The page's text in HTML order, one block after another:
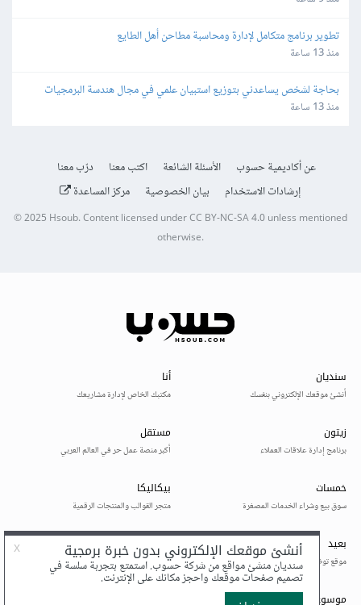
تطوير برنامج متكامل لإدارة ومحاسبة مطاحن أهل الطايع
منذ 13 ساعة
بحاجة لشخص يساعدني بتوزيع استبيان علمي في مجال هندسة البرمجيات
منذ 13 ساعة
عن أكاديمية حسوب الأسئلة الشائعة اكتب معنا
درّب معنا
إرشادات الاستخدام
بيان الخصوصية مركز المساعدة
© 2025 Hsoub.Content licensed underCC BY-NC-SA 4.0unless mentioned
otherwise.